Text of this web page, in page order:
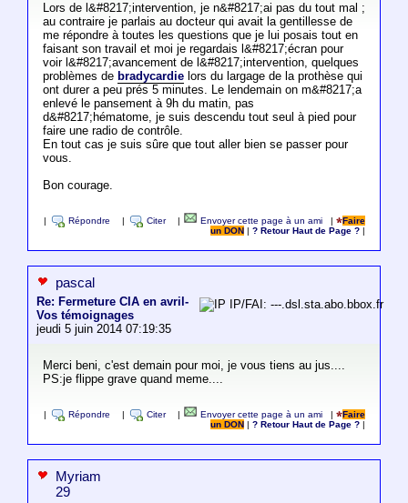
Lors de l&#8217;intervention, je n&#8217;ai pas du tout mal ;
au contraire je parlais au docteur qui avait la gentillesse de
me répondre à toutes les questions que je lui posais tout en
faisant son travail et moi je regardais l&#8217;écran pour
voir l&#8217;avancement de l&#8217;intervention, quelques
problèmes de bradycardielors du largage de la prothèse qui
ont durer a peu prés 5 minutes. Le lendemain on m&#8217;a
enlevé le pansement à 9h du matin, pas
d&#8217;hématome, je suis descendu tout seul à pied pour
faire une radio de contrôle.
En tout cas je suis sûre que tout aller bien se passer pour
vous.
Bon courage.
Répondre Citer Envoyer cette page à un ami |
Faire
un DON
|? Retour Haut de Page ?
pascal
Re: Fermeture CIA en avril-
Vos témoignages
jeudi 5 juin 2014 07:19:35
IP/FAI: ---.dsl.sta.abo.bbox.fr
Merci beni, c'est demain pour moi, je vous tiens au jus....
PS:je flippe grave quand meme....
Répondre Citer Envoyer cette page à un ami |
Faire
un DON
|? Retour Haut de Page ?
Myriam
29